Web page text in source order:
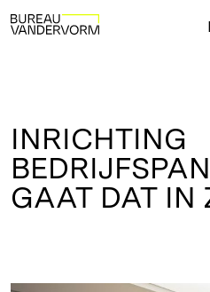
INRICHTING
GAAT DAT IN